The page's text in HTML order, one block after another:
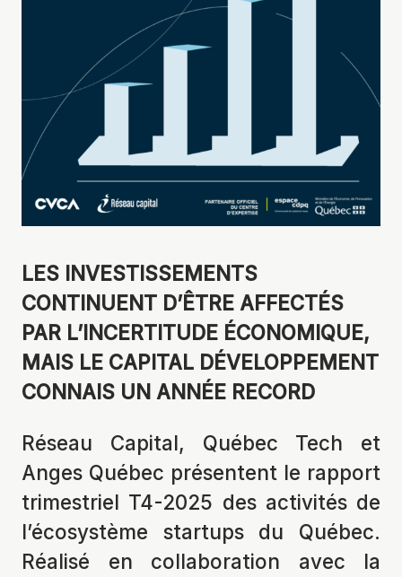
LES INVESTISSEMENTS
CONTINUENT D’ÊTRE AFFECTÉS
PAR L’INCERTITUDE ÉCONOMIQUE,
MAIS LE CAPITAL DÉVELOPPEMENT
CONNAIS UN ANNÉE RECORD
Réseau Capital, Québec Tech et
Anges Québec présentent le rapport
trimestriel T4-2025 des activités de
l’écosystème startups du Québec.
Réalisé en collaboration avec la